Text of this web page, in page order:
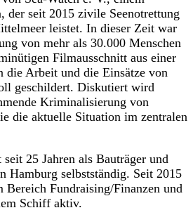
der seit 2015 zivile Seenotrettung
leistet. In dieser Zeit war
von mehr als 30.000 Menschen
Filmausschnitt aus einer
die Arbeit und die Einsätze von
geschildert. Diskutiert wird
Kriminalisierung von
die aktuelle Situation im zentralen
25 Jahren als Bauträger und
Hamburg selbstständig. Seit 2015
Bereich Fundraising/Finanzen und
Schiff aktiv.